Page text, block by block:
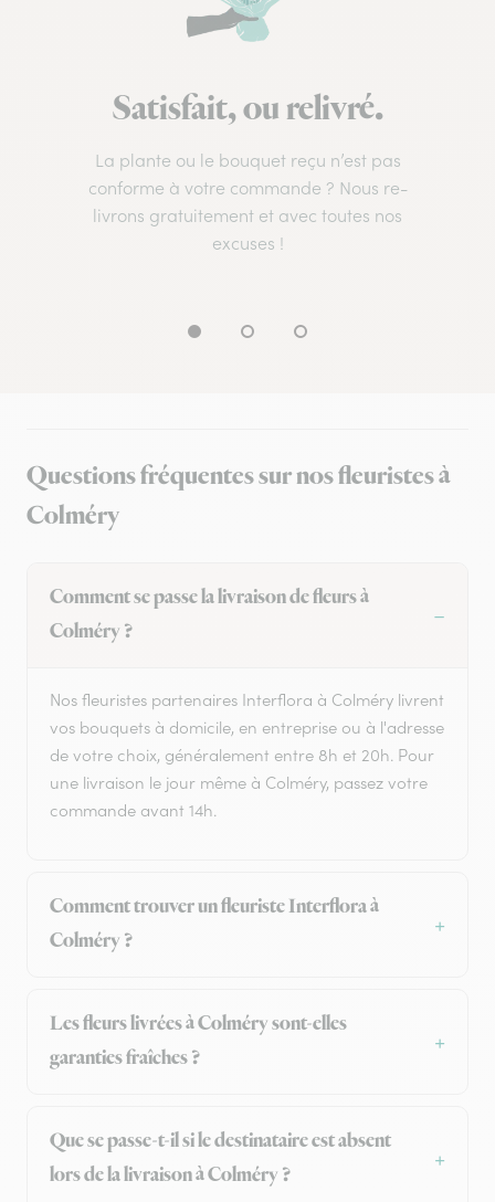
Satisfait, ou relivré.
La plante ou le bouquet reçu n’est pas
conforme à votre commande ? Nous re-
livrons gratuitement et avec toutes nos
excuses !
Questions fréquentes sur nos fleuristes à
Colméry
Comment se passe la livraison de fleurs à
Colméry ?
Nos fleuristes partenaires Interflora à Colméry livrent
vos bouquets à domicile, en entreprise ou à l'adresse
de votre choix, généralement entre 8h et 20h. Pour
une livraison le jour même à Colméry, passez votre
commande avant 14h.
Comment trouver un fleuriste Interflora à
Colméry ?
Les fleurs livrées à Colméry sont-elles
garanties fraîches ?
Que se passe-t-il si le destinataire est absent
lors de la livraison à Colméry ?